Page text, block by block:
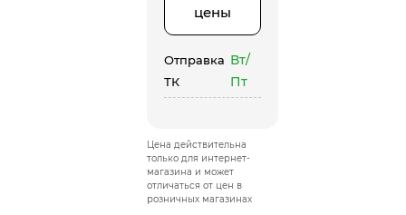
цены
Отправка
ТК
Вт/
Пт
Цена действительна
только для интернет-
магазина и может
отличаться от цен в
розничных магазинах